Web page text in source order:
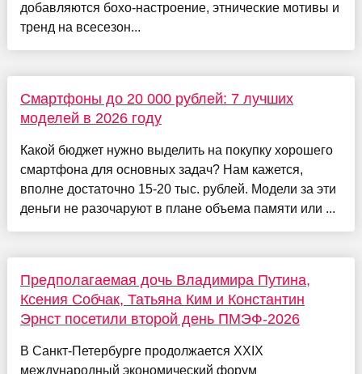
добавляются бохо-настроение, этнические мотивы и
тренд на всесезон...
Смартфоны до 20 000 рублей: 7 лучших
моделей в 2026 году
Какой бюджет нужно выделить на покупку хорошего
смартфона для основных задач? Нам кажется,
вполне достаточно 15-20 тыс. рублей. Модели за эти
деньги не разочаруют в плане объема памяти или ...
Предполагаемая дочь Владимира Путина,
Ксения Собчак, Татьяна Ким и Константин
Эрнст посетили второй день ПМЭФ-2026
В Санкт-Петербурге продолжается XXIX
международный экономический форум